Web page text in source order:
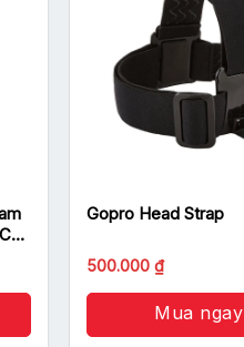
Gopro Head Strap
500.000 ₫
Mua ngay